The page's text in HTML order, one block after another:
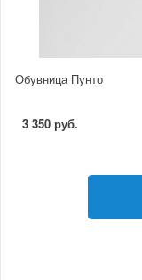
Обувница Пунто
3 350 руб.